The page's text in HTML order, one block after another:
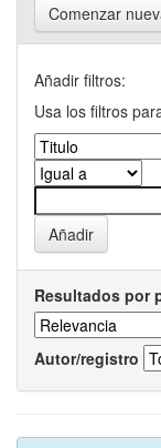
Comenzar
Añadir filtros:
Usa los filtros
Resultados por
Autor/registro